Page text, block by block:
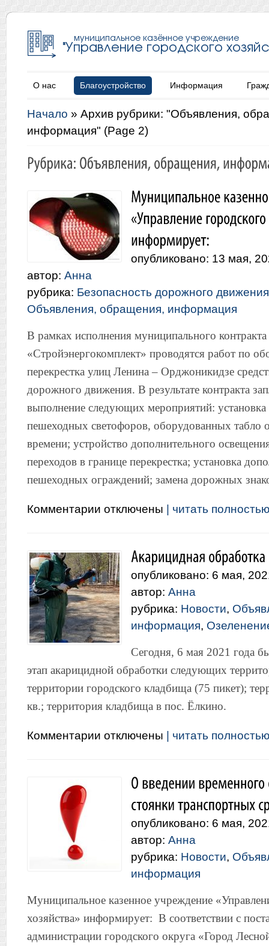
О нас Благоустройство Информация
Начало » Архив рубрики: "Объявления,
информация" (Page 2)
опубликовано: 13 мая,
автор: Анна
рубрика: Безопасность дорожного движения
Объявления, обращения, информация
В рамках исполнения муниципального
«Стройэнергокомплект» проводятся работ по
перекрестка улиц Ленина – Орджоникидзе
дорожного движения. В результате контракта
выполнение следующих мероприятий:
пешеходных светофоров, оборудованных табло
времени; устройство дополнительного
переходов в границе перекрестка; установка
пешеходных ограждений; замена дорожных
Комментарии
учреждение
«Управление
городского
хозяйства»
информирует:
отключены | читать
опубликовано: 6 мая,
автор: Анна
рубрика: Новости,
информация,
Сегодня, 6 мая 2021 года
этап акарицидной обработки следующих
территории городского кладбища (75 пикет);
кв.; территория кладбища в пос. Ёлкино.
Комментарии отключены | читать
опубликовано: 6 мая,
автор: Анна
рубрика: Новости,
информация
Муниципальное казенное учреждение
хозяйства» информирует: В соответствии с
администрации городского округа «Город